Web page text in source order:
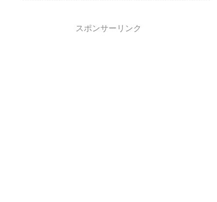
スポンサーリンク